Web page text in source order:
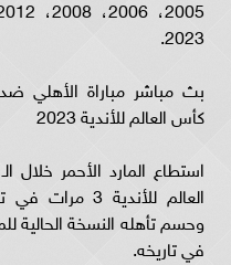
2023.
بث مباشر مباراة الأهلي
كأس العالم للأندية 2023
العالم للأندية
وحسم تأهله النسخة الحالية
في تاريخه.